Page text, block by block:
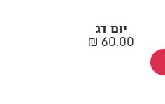
יום דג
60.00
₪